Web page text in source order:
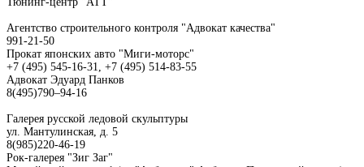
Агентство строительного контроля "Адвокат качества"
991-21-50
Прокат японских авто "Миги-моторс"
+7 (495) 545-16-31, +7 (495) 514-83-55
Адвокат Эдуард Панков
8(495)790–94-16
Галерея русской ледовой скульптуры
ул. Мантулинская, д. 5
8(985)220-46-19
Рок-галерея "Зиг Заг"